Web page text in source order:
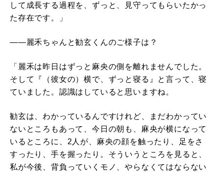
して成長する過程を、ずっと、見守ってもらいたかっ
た存在です。」
――麗禾ちゃんと勧玄くんのご様子は？
「麗禾は昨日はずっと麻央の側を離れませんでした。
そして『（彼女の）横で、ずっと寝る』と言って、寝
ていました。認識はしていると思いますね。
勧玄は、わかっているんですけれど、まだわかってい
ないところもあって、今日の朝も、麻央が横になって
いるところに、2人が、麻央の顔を触ったり、足をさ
すったり、手を握ったり。そういうところを見ると、
私が今後、背負っていくモノ、やらなくてはならない